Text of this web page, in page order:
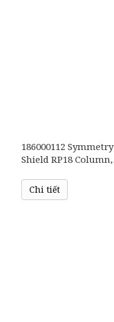
186000112 Symmetry
Shield RP18 Column,
250 mm, 1/pk
Chi tiết